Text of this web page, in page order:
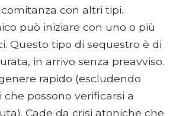
con altri tipi.
può iniziare con uno o più
Questo tipo di sequestro è di
in arrivo senza preavviso.
rapido (escludendo
possono verificarsi a
Cade da crisi atoniche che